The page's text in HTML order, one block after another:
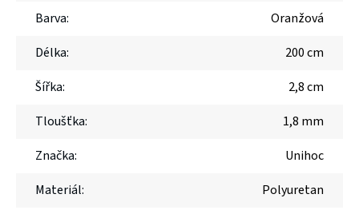
Barva:
Oranžová
Délka:
200 cm
Šířka:
2,8 cm
Tloušťka:
1,8 mm
Značka:
Unihoc
Materiál:
Polyuretan